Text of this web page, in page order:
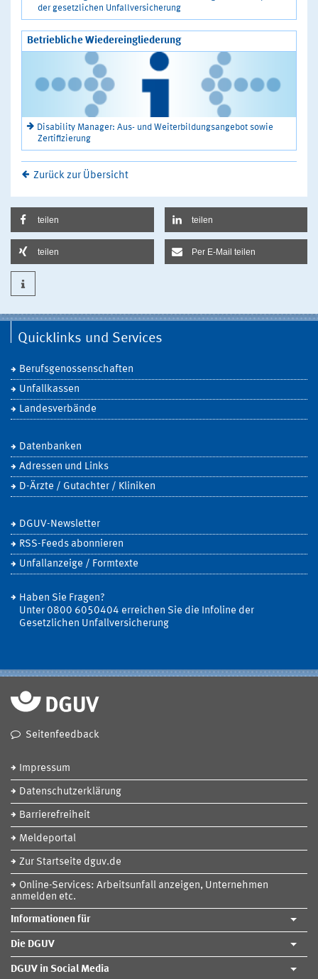
der gesetzlichen Unfallversicherung
Betriebliche Wiedereingliederung
Disability Manager: Aus- und Weiterbildungsangebot sowie
Zertifizierung
Zurück zur Übersicht
teilen teilen
teilen Per E-Mail teilen
Quicklinks und Services
Berufsgenossenschaften
Unfallkassen
Landesverbände
Datenbanken
Adressen und Links
D-Ärzte / Gutachter / Kliniken
DGUV-Newsletter
RSS-Feeds abonnieren
Unfallanzeige / Formtexte
Haben Sie Fragen?
Unter 0800 6050404 erreichen Sie die Infoline der
Gesetzlichen Unfallversicherung
Seitenfeedback
Impressum
Datenschutzerklärung
Barrierefreiheit
Meldeportal
Zur Startseite dguv.de
Online-Services: Arbeitsunfall anzeigen, Unternehmen
anmelden etc.
Informationen für
Die DGUV
DGUV in Social Media